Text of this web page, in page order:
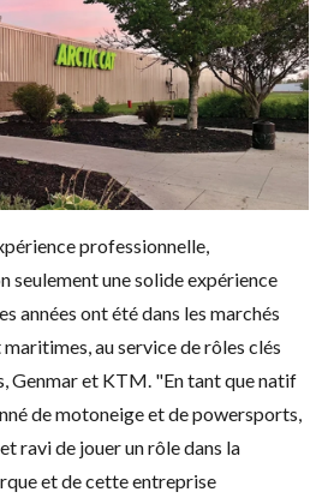
professionnelle,
seulement une solide expérience
années ont été dans les marchés
au service de rôles clés
Genmar et KTM. "En tant que natif
de motoneige et de powersports,
ravi de jouer un rôle dans la
et de cette entreprise